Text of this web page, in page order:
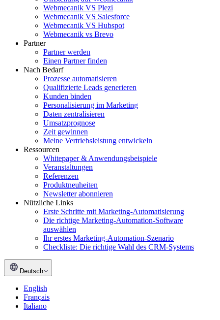
Webmecanik VS Plezi
Webmecanik VS Salesforce
Webmecanik VS Hubspot
Webmecanik vs Brevo
Partner
Partner werden
Einen Partner finden
Nach Bedarf
Prozesse automatisieren
Qualifizierte Leads generieren
Kunden binden
Personalisierung im Marketing
Daten zentralisieren
Umsatzprognose
Zeit gewinnen
Meine Vertriebsleistung entwickeln
Ressourcen
Whitepaper & Anwendungsbeispiele
Veranstaltungen
Referenzen
Produktneuheiten
Newsletter abonnieren
Nützliche Links
Erste Schritte mit Marketing-Automatisierung
Die richtige Marketing-Automation-Software
auswählen
Ihr erstes Marketing-Automation-Szenario
Checkliste: Die richtige Wahl des CRM-Systems
Deutsch
English
Français
Italiano